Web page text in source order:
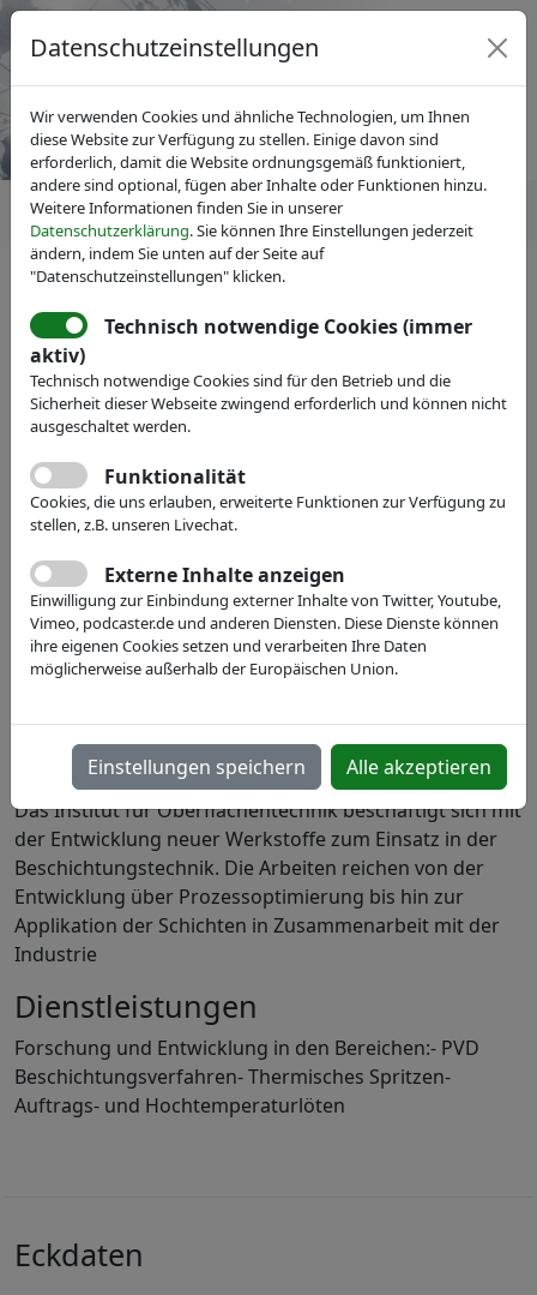
IVAM Fachverband für Mikrotechnik Mitglieder
RWTH Aachen University -
Institut für
Oberflächentechnik
Webseite
Das Institut für Oberflächentechnik beschäftigt sich mit
der Entwicklung neuer Werkstoffe zum Einsatz in der
Beschichtungstechnik. Die Arbeiten reichen von der
Entwicklung über Prozessoptimierung bis hin zur
Applikation der Schichten in Zusammenarbeit mit der
Industrie
Dienstleistungen
Forschung und Entwicklung in den Bereichen:- PVD
Beschichtungsverfahren- Thermisches Spritzen-
Auftrags- und Hochtemperaturlöten
Eckdaten
Datenschutzeinstellungen
Wir verwenden Cookies und ähnliche Technologien, um Ihnen
diese Website zur Verfügung zu stellen. Einige davon sind
erforderlich, damit die Website ordnungsgemäß funktioniert,
andere sind optional, fügen aber Inhalte oder Funktionen hinzu.
Weitere Informationen finden Sie in unserer
Datenschutzerklärung. Sie können Ihre Einstellungen jederzeit
ändern, indem Sie unten auf der Seite auf
"Datenschutzeinstellungen" klicken.
Technisch notwendige Cookies (immer
aktiv)
Technisch notwendige Cookies sind für den Betrieb und die
Sicherheit dieser Webseite zwingend erforderlich und können nicht
ausgeschaltet werden.
Funktionalität
Cookies, die uns erlauben, erweiterte Funktionen zur Verfügung zu
stellen, z.B. unseren Livechat.
Externe Inhalte anzeigen
Einwilligung zur Einbindung externer Inhalte von Twitter, Youtube,
Vimeo, podcaster.de und anderen Diensten. Diese Dienste können
ihre eigenen Cookies setzen und verarbeiten Ihre Daten
möglicherweise außerhalb der Europäischen Union.
Einstellungen speichern Alle akzeptieren